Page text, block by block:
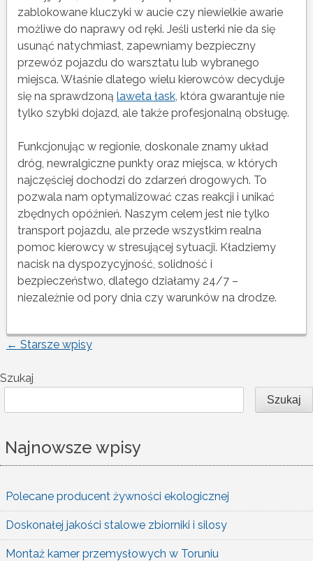
zablokowane kluczyki w aucie czy niewielkie awarie
możliwe do naprawy od ręki. Jeśli usterki nie da się
usunąć natychmiast, zapewniamy bezpieczny
przewóz pojazdu do warsztatu lub wybranego
miejsca. Właśnie dlatego wielu kierowców decyduje
się na sprawdzoną laweta łask, która gwarantuje nie
tylko szybki dojazd, ale także profesjonalną obsługę.
Funkcjonując w regionie, doskonale znamy układ
dróg, newralgiczne punkty oraz miejsca, w których
najczęściej dochodzi do zdarzeń drogowych. To
pozwala nam optymalizować czas reakcji i unikać
zbędnych opóźnień. Naszym celem jest nie tylko
transport pojazdu, ale przede wszystkim realna
pomoc kierowcy w stresującej sytuacji. Kładziemy
nacisk na dyspozycyjność, solidność i
bezpieczeństwo, dlatego działamy 24/7 –
niezależnie od pory dnia czy warunków na drodze.
Nawigacja
po
wpisach
← Starsze wpisy
Szukaj
Szukaj
Najnowsze wpisy
Polecane producent żywności ekologicznej
Doskonałej jakości stalowe zbiorniki i silosy
Montaż kamer przemysłowych w Toruniu